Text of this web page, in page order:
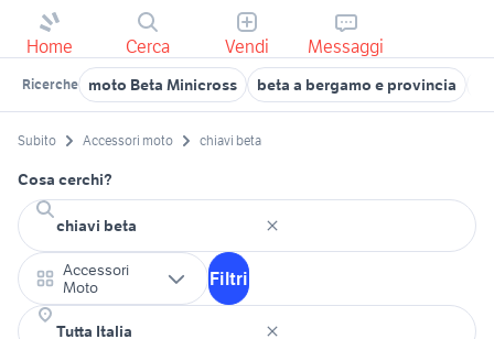
Home Cerca Vendi Messaggi
Ricerche moto Beta Minicross beta a bergamo e provincia
Subito Accessori moto chiavi beta
Cosa cerchi?
Accessori
Moto
Filtri